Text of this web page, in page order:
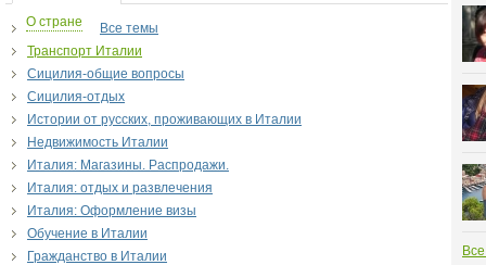
О стране
Все темы
Транспорт Италии
Сицилия-общие вопросы
Сицилия-отдых
Истории от русских, проживающих в Италии
Недвижимость Италии
Италия: Магазины. Распродажи.
Италия: отдых и развлечения
Италия: Оформление визы
Обучение в Италии
Гражданство в Италии